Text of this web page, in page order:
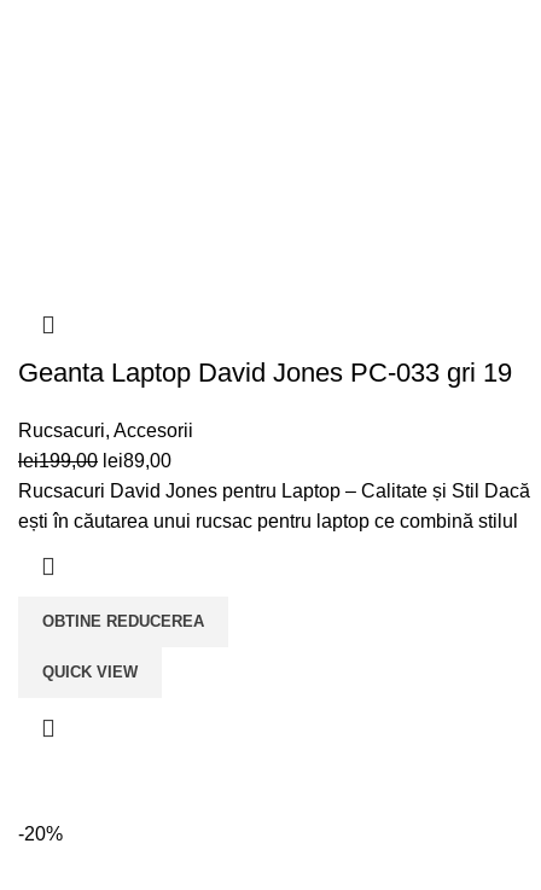
Geanta Laptop David Jones PC-033 gri 19
Rucsacuri, Accesorii
lei199,00 Prețul
inițial
a
lei89,00Prețul
curent
este:
Rucsacuri David Jones pentru Laptop – Calitate și Stil Dacă
ești în căutarea unui rucsac pentru laptop ce combină stilul
OBTINE REDUCEREA
QUICK VIEW
-20%